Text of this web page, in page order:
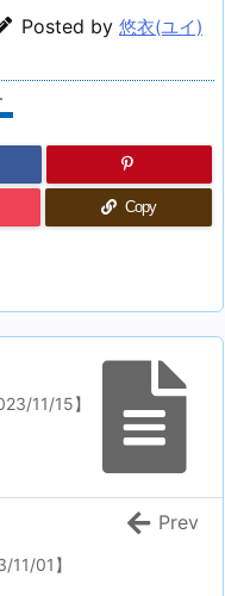
Posted by 悠衣(ユイ)
Copy
11/15】
11/01】
Prev